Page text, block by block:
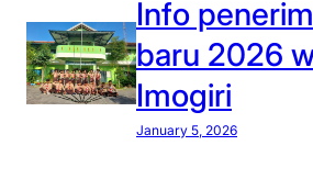
Info
baru 2026
Imogiri
January 5, 2026